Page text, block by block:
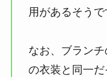
用があるそうで
なお、ブラン
の衣装と同一だ